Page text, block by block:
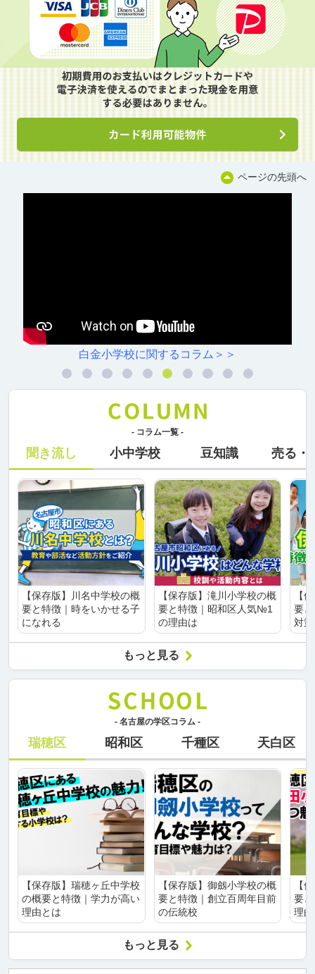
ページの先頭へ
白金小学校に関するコラム＞＞
- コラム一覧 -
聞き流し 小中学校 豆知識 売る・
【保存版】川名中学校の概
要と特徴｜時をいかせる子
になれる
【保存版】滝川小学校の概
要と特徴｜昭和区人気№1
の理由は
【
要
対
もっと見る
- 名古屋の学区コラム -
瑞穂区 昭和区 千種区 天白区
【保存版】瑞穂ヶ丘中学校
の概要と特徴｜学力が高い
理由とは
【保存版】御劔小学校の概
要と特徴｜創立百周年目前
の伝統校
【
要
理
もっと見る